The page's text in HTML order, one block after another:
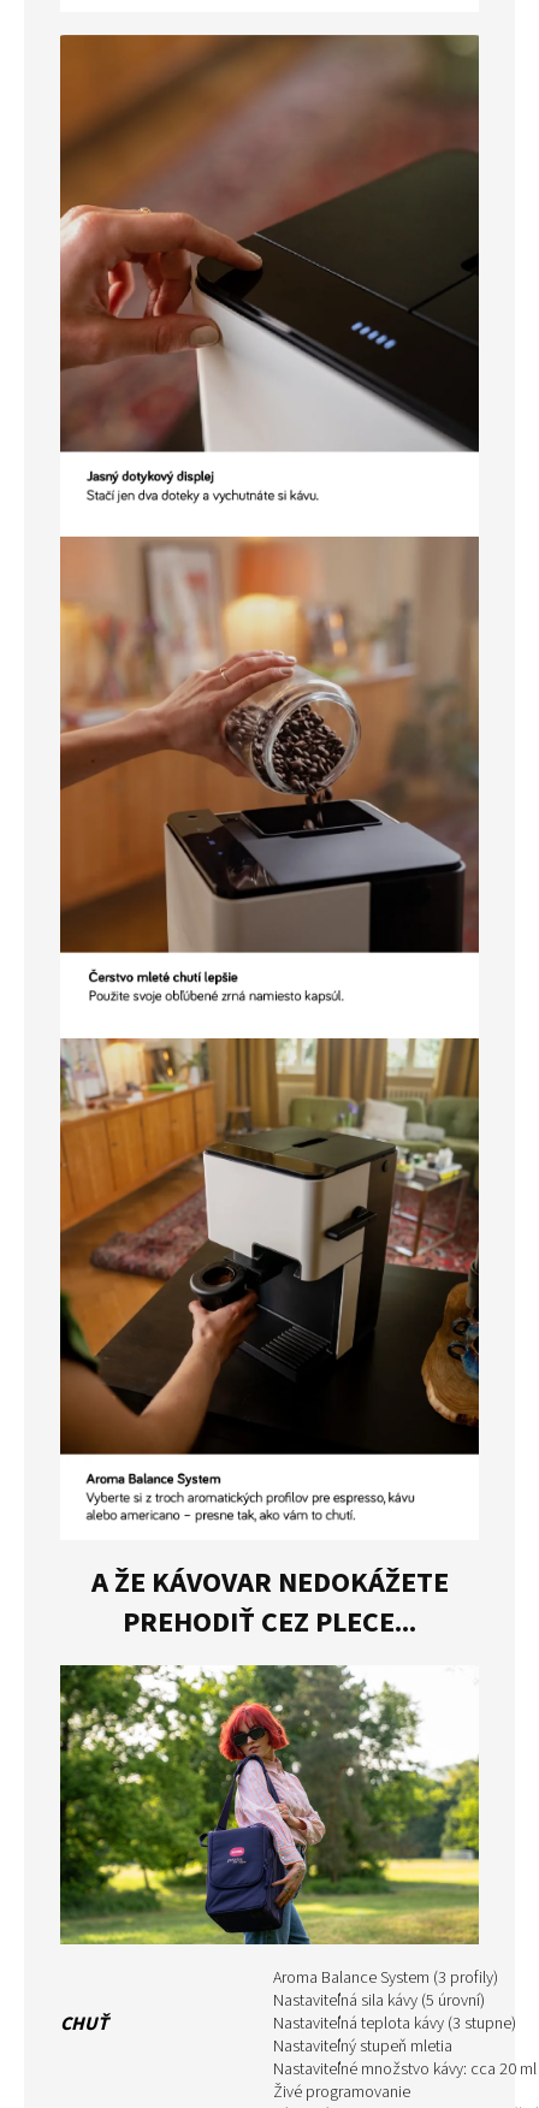
A ŽE KÁVOVAR NEDOKÁŽETE
PREHODIŤ CEZ PLECE...
CHUŤ
Aroma Balance System (3 profily)
Nastaviteľná sila kávy (5 úrovní)
Nastaviteľná teplota kávy (3 stupne)
Nastaviteľný stupeň mletia
Nastaviteľné množstvo kávy: cca 20
Živé programovanie